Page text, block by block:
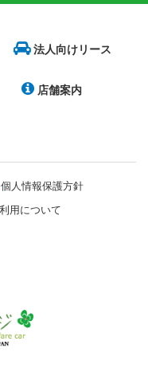
法人向けリース
店舗案内
個人情報保護方針
用について